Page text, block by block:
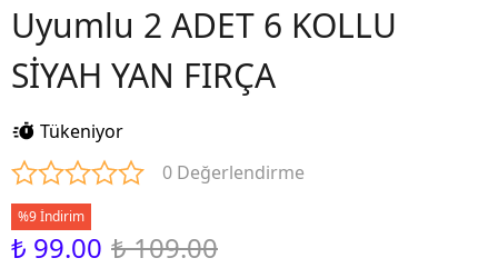
Uyumlu 2 ADET 6 KOLLU
SİYAH YAN FIRÇA
Tükeniyor
0 Değerlendirme
%9 İndirim
₺ 99.00 ₺ 109.00